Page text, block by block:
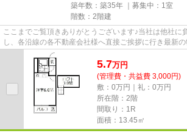
築年数：築35年 ｜募集中： 1室
階数：2階建
ここまでご覧頂きありがとうございます♪当社は他社に
し、各沿線の各不動産会社様へ直接ご挨拶に行き最新
しております！最新の情報は...
5.7万円
(管理費・共益費 3,000円)
敷：0万円｜礼：0万円
所在階：2階
間取り：1R
面積：13.45㎡